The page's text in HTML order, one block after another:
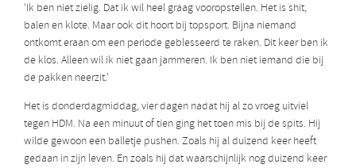
‘Ik ben niet zielig. Dat ik wil heel graag vooropstellen. Het is shit,
balen en klote. Maar ook dit hoort bij topsport. Bijna niemand
ontkomt eraan om een periode geblesseerd te raken. Dit keer ben ik
de klos. Alleen wil ik niet gaan jammeren. Ik ben niet iemand die bij
de pakken neerzit.’
Het is donderdagmiddag, vier dagen nadat hij al zo vroeg uitviel
tegen HDM. Na een minuut of tien ging het toen mis bij de spits. Hij
wilde gewoon een balletje pushen. Zoals hij al duizend keer heeft
gedaan in zijn leven. En zoals hij dat waarschijnlijk nog duizend keer